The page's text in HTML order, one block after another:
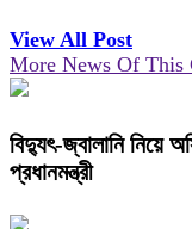
View All Post
More News Of This
বিদ্যুৎ-জ্বালানি নিয়ে
প্রধানমন্ত্রী